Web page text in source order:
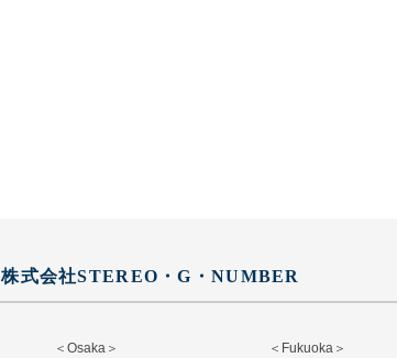
株式会社STEREO・G・NUMBER
＜Osaka＞ ＜Fukuoka＞